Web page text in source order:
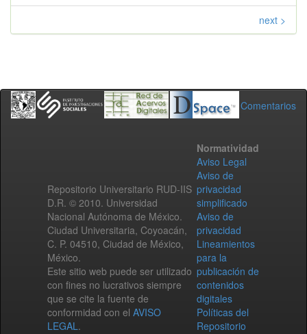
next >
Comentarios
Repositorio Universitario RUD-IIS
D.R. © 2010. Universidad
Nacional Autónoma de México.
Ciudad Universitaria, Coyoacán,
C. P. 04510, Ciudad de México,
México.
Este sitio web puede ser utilizado
con fines no lucrativos siempre
que se cite la fuente de
conformidad con el AVISO
LEGAL.
Normatividad
Aviso Legal
Aviso de
privacidad
simplificado
Aviso de
privacidad
Lineamientos
para la
publicación de
contenidos
digitales
Políticas del
Repositorio